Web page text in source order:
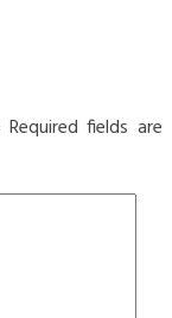
Required fields are